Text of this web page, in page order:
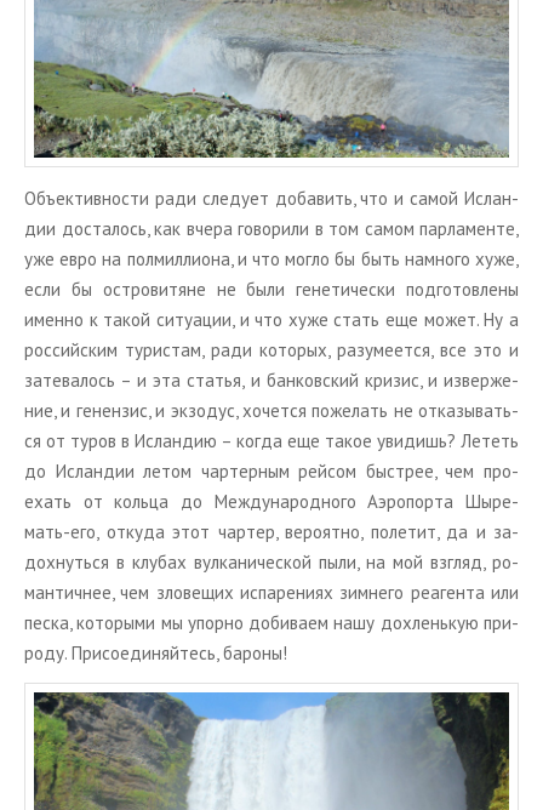
Объ­ек­тив­но­сти ради сле­ду­ет до­ба­вить, что и самой Ис­лан­
дии до­ста­лось, как вчера го­во­ри­ли в том самом пар­ла­мен­те,
уже евро на пол­мил­ли­о­на, и что могло бы быть на­мно­го хуже,
если бы ост­ро­ви­тяне не были ге­не­ти­че­ски под­го­тов­ле­ны
имен­но к такой си­ту­а­ции, и что хуже стать еще может. Ну а
рос­сий­ским ту­ри­стам, ради ко­то­рых, ра­зу­ме­ет­ся, все это и
за­те­ва­лось – и эта ста­тья, и бан­ков­ский кри­зис, и из­вер­же­
ние, и ге­нен­зис, и эк­зо­дус, хо­чет­ся по­же­лать не от­ка­зы­вать­
ся от туров в Ис­лан­дию – когда еще такое уви­дишь? Ле­теть
до Ис­лан­дии летом чар­тер­ным рей­сом быст­рее, чем про­
ехать от коль­ца до Меж­ду­на­род­но­го Аэро­пор­та Шыре-
мать-его, от­ку­да этот чар­тер, ве­ро­ят­но, по­ле­тит, да и за­
дох­нуть­ся в клу­бах вул­ка­ни­че­ской пыли, на мой взгляд, ро­
ман­тич­нее, чем зло­ве­щих ис­па­ре­ни­ях зим­не­го ре­а­ген­та или
песка, ко­то­ры­ми мы упор­но до­би­ва­ем нашу дох­лень­кую при­
ро­ду. При­со­еди­няй­тесь, ба­ро­ны!